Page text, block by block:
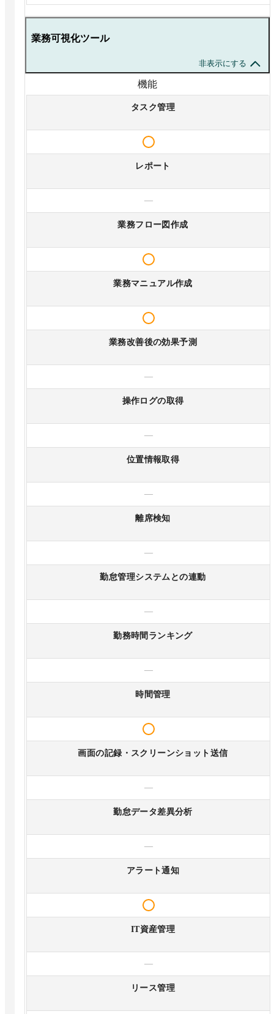
業務可視化ツール
非表示にする
機能
タスク管理
レポート
—
業務フロー図作成
業務マニュアル作成
業務改善後の効果予測
—
操作ログの取得
—
位置情報取得
—
離席検知
—
勤怠管理システムとの連動
—
勤務時間ランキング
—
時間管理
画面の記録・スクリーンショット送信
—
勤怠データ差異分析
—
アラート通知
IT資産管理
—
リース管理